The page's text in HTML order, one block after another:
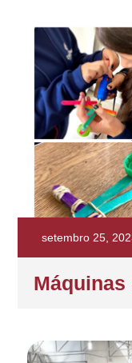
setembro 25,